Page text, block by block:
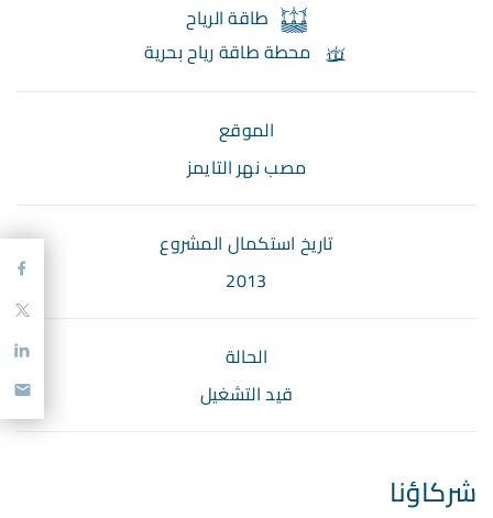
طاقة الرياح
محطة طاقة رياح بحرية
الموقع
مصب نهر التايمز
تاريخ استكمال المشروع
2013
الحالة
قيد التشغيل
شركاؤنا